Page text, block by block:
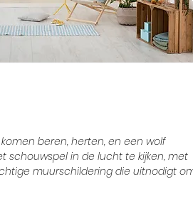
beren, herten, en een wolf
schouwspel in de lucht te kijken, met
muurschildering die uitnodigt